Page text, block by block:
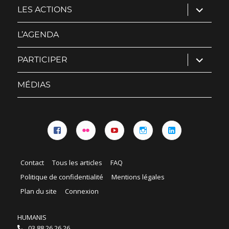
LES ACTIONS ouvrir
le
sous-
L’AGENDA
PARTICIPER ouvrir
le
sous-
MÉDIAS
Contact Tous les articles
FAQ
Politique de confidentialité
Mentions légales
Plan du site
Connexion
HUMANIS